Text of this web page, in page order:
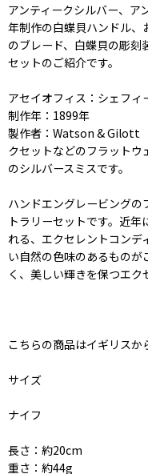
アンティークシルバー、ア
年制作の白蝶貝ハンドル
のブレード、白蝶貝の彫
セットのご紹介です。
アセイオフィス：シェフィ
制作年：1899年
製作者：Watson & Gilott
クセットなどのフラット
のシルバースミスです。
ハンドエングレービングの
トラリーセットです。近
れる、エクセレントコンデ
い自然の色味のあるもの
く、美しい輝きを保つエク
こちらの商品はイギリスか
サイズ
ナイフ
長さ：約20cm
重さ：約44g